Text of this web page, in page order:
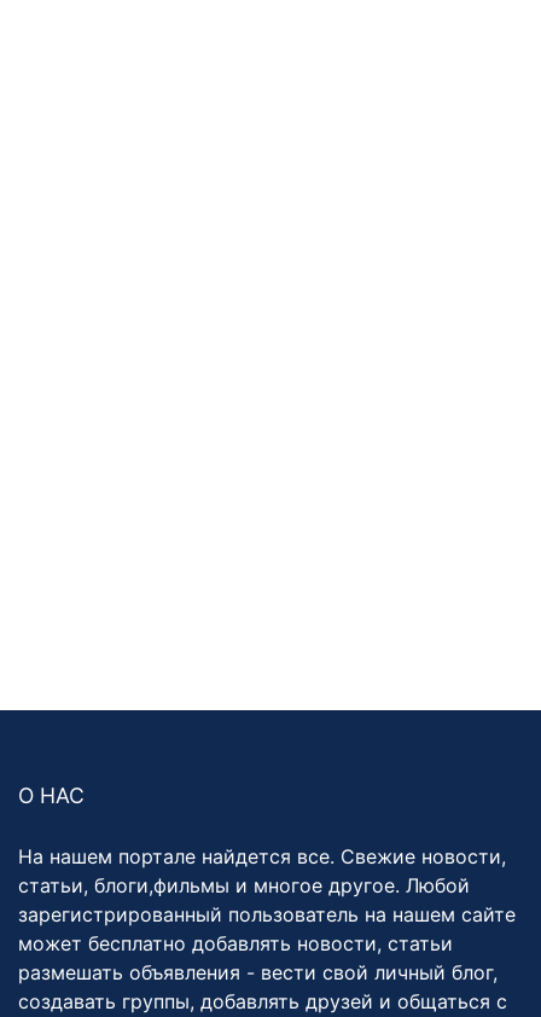
О НАС
На нашем портале найдется все. Свежие новости,
статьи, блоги,фильмы и многое другое. Любой
зарегистрированный пользователь на нашем сайте
может бесплатно добавлять новости, статьи
размешать объявления - вести свой личный блог,
создавать группы, добавлять друзей и общаться с